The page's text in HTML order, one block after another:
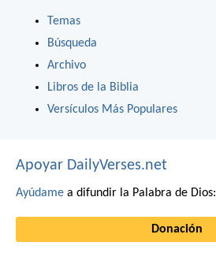
Temas
Búsqueda
Archivo
Libros de la Biblia
Versículos Más Populares
Apoyar DailyVerses.net
Ayúdame a difundir la Palabra de Dios:
Donación